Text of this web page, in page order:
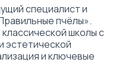
специалист и
пчёлы».
школы с
эстетической
и ключевые